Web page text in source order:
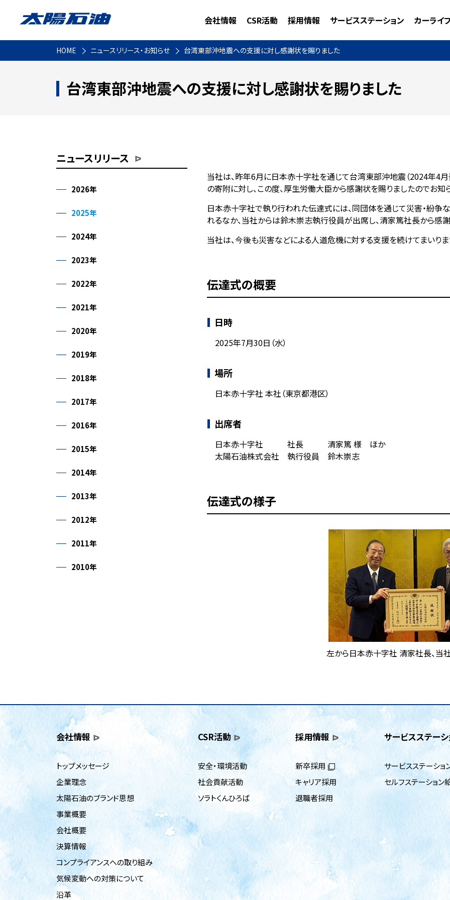
会社情報 CSR活動 採用情報 サービスステーション カーライ
HOME ニュースリリース・お知らせ 台湾東部沖地震への支援に対し感謝状を賜りました
台湾東部沖地震への支援に対し感謝状を賜りました
当社は、昨年6月に日本赤十字社を通じて台湾東部沖地震（2024年4月
の寄附に対し、この度、厚生労働大臣から感謝状を賜りましたのでお知
日本赤十字社で執り行われた伝達式には、同団体を通じて災害・紛争
れるなか、当社からは鈴木崇志執行役員が出席し、清家篤社長から感
当社は、今後も災害などによる人道危機に対する支援を続けてまいりま
伝達式の概要
日時
2025年7月30日（水）
場所
日本赤十字社 本社（東京都港区）
出席者
日本赤十字社 社長 清家篤 様 ほか
太陽石油株式会社 執行役員 鈴木崇志
伝達式の様子
左から日本赤十字社 清家社長、当
ニュースリリース
2026年
2025年
2024年
2023年
2022年
2021年
2020年
2019年
2018年
2017年
2016年
2015年
2014年
2013年
2012年
2011年
2010年
会社情報
トップメッセージ
企業理念
太陽石油のブランド思想
事業概要
会社概要
決算情報
コンプライアンスへの取り組み
気候変動への対策について
沿革
CSR活動
安全・環境活動
社会貢献活動
ソラトくんひろば
採用情報
新卒採用
キャリア採用
退職者採用
サービスステーシ
サービスステーショ
セルフステーション